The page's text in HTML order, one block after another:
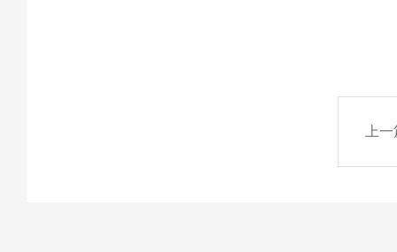
上